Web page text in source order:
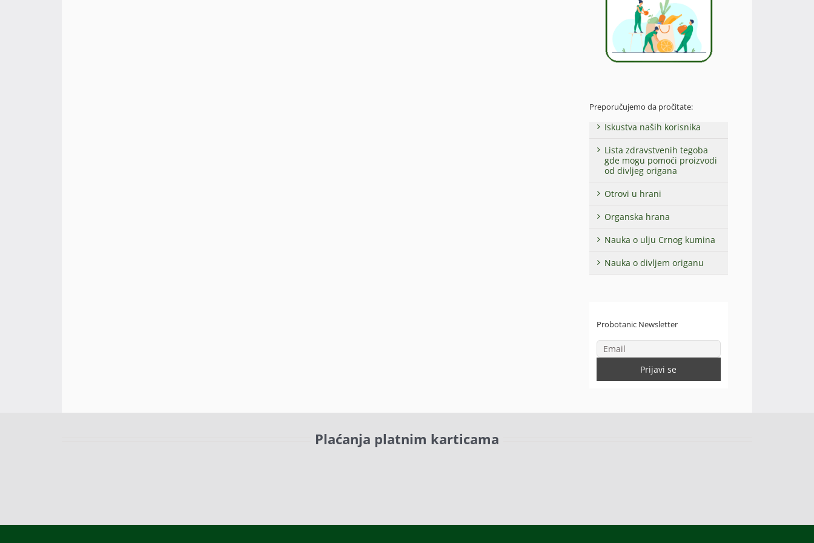
Preporučujemo da pročitate:
Iskustva naših korisnika
Lista zdravstvenih tegoba
gde mogu pomoći proizvodi
od divljeg origana
Otrovi u hrani
Organska hrana
Nauka o ulju Crnog kumina
Nauka o divljem origanu
Probotanic Newsletter
Plaćanja platnim karticama